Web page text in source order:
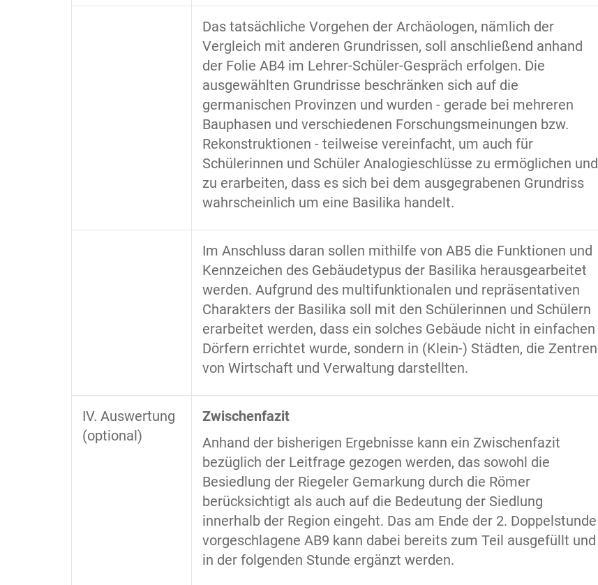
Das tatsächliche Vorgehen der Archäologen, nämlich der
Vergleich mit anderen Grundrissen, soll anschließend anhand
der Folie AB4 im Lehrer-Schüler-Gespräch erfolgen. Die
ausgewählten Grundrisse beschränken sich auf die
germanischen Provinzen und wurden - gerade bei mehreren
Bauphasen und verschiedenen Forschungsmeinungen bzw.
Rekonstruktionen - teilweise vereinfacht, um auch für
Schülerinnen und Schüler Analogieschlüsse zu ermöglichen und
zu erarbeiten, dass es sich bei dem ausgegrabenen Grundriss
wahrscheinlich um eine Basilika handelt.
Im Anschluss daran sollen mithilfe von AB5 die Funktionen und
Kennzeichen des Gebäudetypus der Basilika herausgearbeitet
werden. Aufgrund des multifunktionalen und repräsentativen
Charakters der Basilika soll mit den Schülerinnen und Schülern
erarbeitet werden, dass ein solches Gebäude nicht in einfachen
Dörfern errichtet wurde, sondern in (Klein-) Städten, die Zentren
von Wirtschaft und Verwaltung darstellten.
IV. Auswertung
(optional)
Zwischenfazit
Anhand der bisherigen Ergebnisse kann ein Zwischenfazit
bezüglich der Leitfrage gezogen werden, das sowohl die
Besiedlung der Riegeler Gemarkung durch die Römer
berücksichtigt als auch auf die Bedeutung der Siedlung
innerhalb der Region eingeht. Das am Ende der 2. Doppelstunde
vorgeschlagene AB9 kann dabei bereits zum Teil ausgefüllt und
in der folgenden Stunde ergänzt werden.